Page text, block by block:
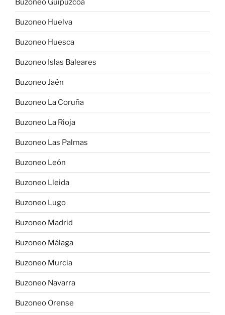
Buzoneo Guipúzcoa
Buzoneo Huelva
Buzoneo Huesca
Buzoneo Islas Baleares
Buzoneo Jaén
Buzoneo La Coruña
Buzoneo La Rioja
Buzoneo Las Palmas
Buzoneo León
Buzoneo Lleida
Buzoneo Lugo
Buzoneo Madrid
Buzoneo Málaga
Buzoneo Murcia
Buzoneo Navarra
Buzoneo Orense